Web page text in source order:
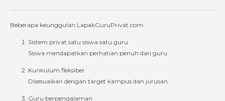
Beberapa keunggulan LapakGuruPrivat.com:
Sistem privat satu siswa satu guru
Siswa mendapatkan perhatian penuh dari guru.
Kurikulum fleksibel
Disesuaikan dengan target kampus dan jurusan.
Guru berpengalaman